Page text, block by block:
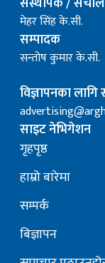
मेहर सिंह के.सी.
सम्पादक
सन्तोष कुमार के.सी.
विज्ञापनका लागि
साइट नेभिगेशन
गृहपृष्ठ
हाम्रो बारेमा
सम्पर्क
बिज्ञापन